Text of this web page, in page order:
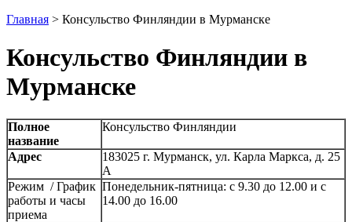
Главная > Консульство Финляндии в Мурманске
Консульство Финляндии в
Мурманске
Полное
название
Консульство Финляндии
Адрес
183025 г. Мурманск, ул. Карла Маркса, д. 25
A
Режим / График
работы и часы
приема
Понедельник-пятница: с 9.30 до 12.00 и с
14.00 до 16.00